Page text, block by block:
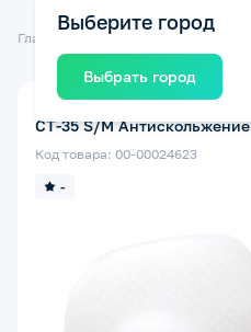
Выберите город
Выбрать город
Главная Ортопедические изделия
-
Код товара: 00-00024623
СТ-35 S/M Антискольжение